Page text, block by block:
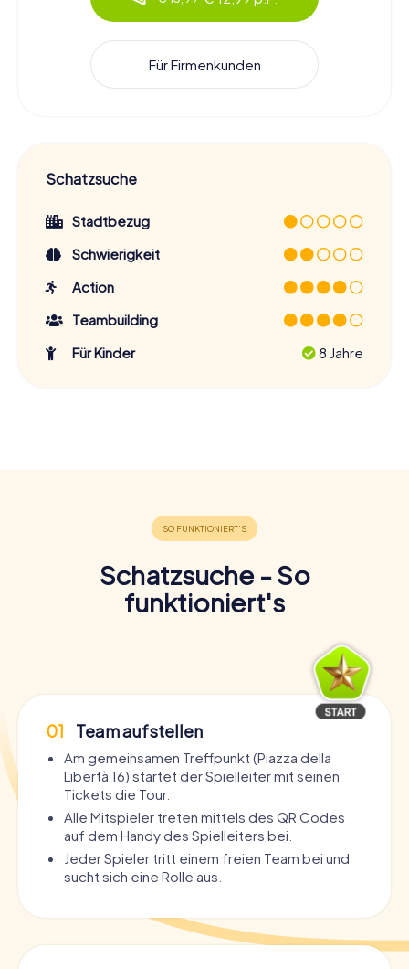
Für Firmenkunden
Schatzsuche
Stadtbezug
Schwierigkeit
Action
Teambuilding
Für Kinder
8 Jahre
Schatzsuche - So
funktioniert's
01 Team aufstellen
Am gemeinsamen Treffpunkt (Piazza della
Libertà 16) startet der Spielleiter mit seinen
Tickets die Tour.
Alle Mitspieler treten mittels des QR Codes
auf dem Handy des Spielleiters bei.
Jeder Spieler tritt einem freien Team bei und
sucht sich eine Rolle aus.